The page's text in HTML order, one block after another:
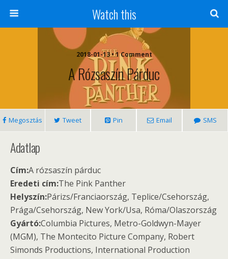
Watch this
2018-01-13 • 1 Comment
A Rózsaszín Párduc
Megosztás Tweet Pin Email SMS
Adatlap
Cím:A rózsaszín párduc
Eredeti cím:The Pink Panther
Helyszín:Párizs/Franciaország, Teplice/Csehország,
Prága/Csehország, New York/Usa, Róma/Olaszország
Gyártó:Columbia Pictures, Metro-Goldwyn-Mayer
(MGM), The Montecito Picture Company, Robert
Simonds Productions, International Production